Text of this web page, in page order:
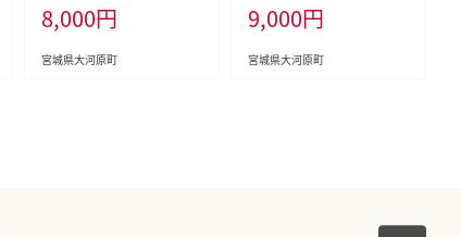
お菓子 菓子 おかし おやつ
ユズ 柚子 チーズケーキお取
り寄せ 送料無料 配達 ご当地
8,000円
宮城県大河原町
Bコース 食事券 体験チケッ
ト チケット もちぶた 和豚 も
ち豚 豚肉 ポーク お肉 肉 豚
9,000円
宮城県大河原町